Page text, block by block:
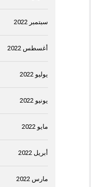
سبتمبر 2022
أغسطس 2022
يوليو 2022
يونيو 2022
مايو 2022
أبريل 2022
مارس 2022